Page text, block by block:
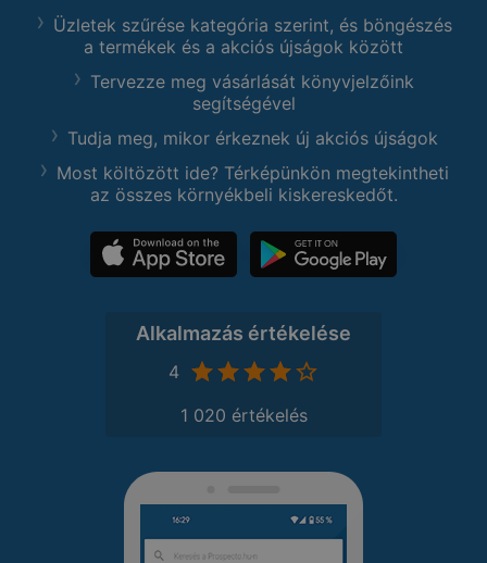
Üzletek szűrése kategória szerint, és böngészés
a termékek és a akciós újságok között
Tervezze meg vásárlását könyvjelzőink
segítségével
Tudja meg, mikor érkeznek új akciós újságok
Most költözött ide? Térképünkön megtekintheti
az összes környékbeli kiskereskedőt.
Alkalmazás értékelése
4
1 020 értékelés